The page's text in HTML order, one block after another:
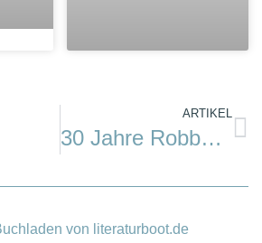
ARTIKEL
30 Jahre Robbe & Berking Sterling Cup: Die wunderbare Welt der Klassiker